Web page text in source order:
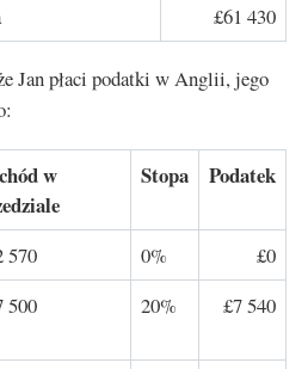
£61 430
Jan płaci podatki w Anglii, jego
w
Stopa Podatek
570 0%
£0
500 20% £7 540